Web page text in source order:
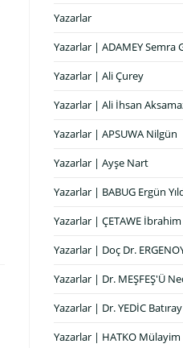
Yazarlar
Yazarlar | ADAMEY Semra
Yazarlar | Ali Çurey
Yazarlar | Ali İhsan
Yazarlar | APSUWA Nilgün
Yazarlar | Ayşe Nart
Yazarlar | BABUG Ergün
Yazarlar | ÇETAWE İbrahim
Yazarlar | Doç Dr.
Yazarlar | Dr. MEŞFEŞ'Ü
Yazarlar | Dr. YEDİC
Yazarlar | HATKO Mülayim